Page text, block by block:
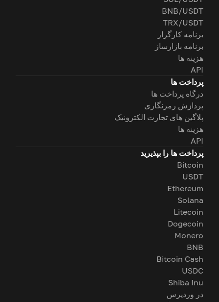
BNB/USDT
TRX/USDT
برنامه کارگزار
برنامه بازارساز
هزینه ها
API
پرداخت ها
درگاه پرداخت ها
پردازش رمزنگاری
پلاگین های تجارت الکترونیک
هزینه ها
API
پرداخت ها را بپذیرید
Bitcoin
USDT
Ethereum
Solana
Litecoin
Dogecoin
Monero
BNB
Bitcoin Cash
USDC
Shiba Inu
در وردپرس